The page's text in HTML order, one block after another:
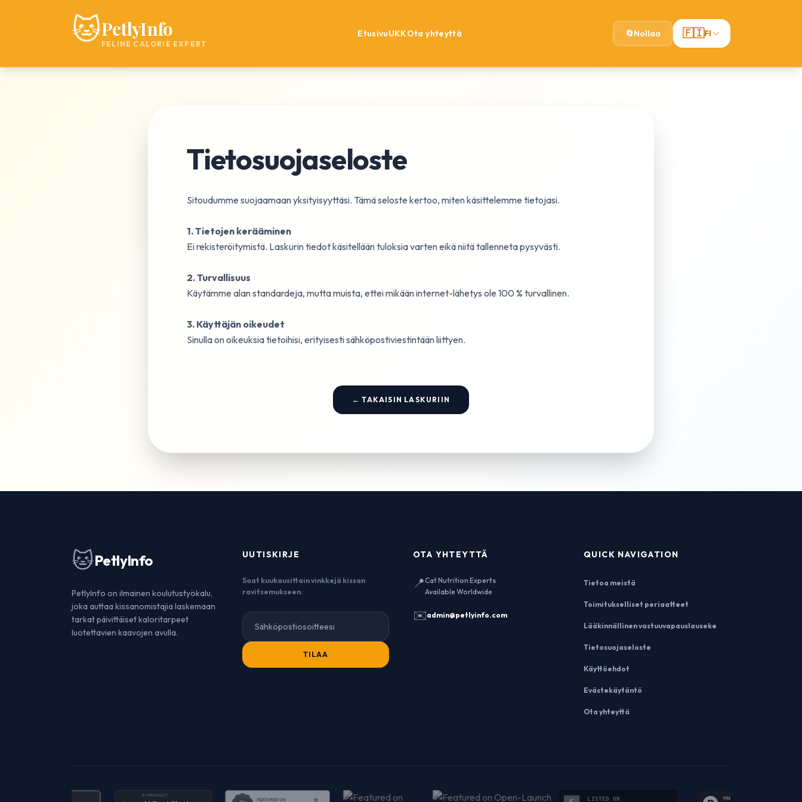
🐱PetlyInfo
FELINE CALORIE EXPERT
EtusivuUKKOta yhteyttä 🔄Nollaa 🇫🇮FI
Tietosuojaseloste
Sitoudumme suojaamaan yksityisyyttäsi. Tämä seloste kertoo, miten käsittelemme tietojasi.
1. Tietojen kerääminen
Ei rekisteröitymistä. Laskurin tiedot käsitellään tuloksia varten eikä niitä tallenneta pysyvästi.
2. Turvallisuus
Käytämme alan standardeja, mutta muista, ettei mikään internet-lähetys ole 100 % turvallinen.
3. Käyttäjän oikeudet
Sinulla on oikeuksia tietoihisi, erityisesti sähköpostiviestintään liittyen.
← TAKAISIN LASKURIIN
🐱PetlyInfo
PetlyInfo on ilmainen koulutustyökalu,
joka auttaa kissanomistajia laskemaan
tarkat päivittäiset kaloritarpeet
luotettavien kaavojen avulla.
UUTISKIRJE
Saat kuukausittain vinkkejä kissan
ravitsemukseen.
TILAA
OTA YHTEYTTÄ
📍Cat Nutrition Experts
Available Worldwide
✉️admin@petlyinfo.com
QUICK NAVIGATION
Tietoa meistä
Toimitukselliset periaatteet
Lääkinnällinen vastuuvapauslauseke
Tietosuojaseloste
Käyttöehdot
Evästekäytäntö
Ota yhteyttä